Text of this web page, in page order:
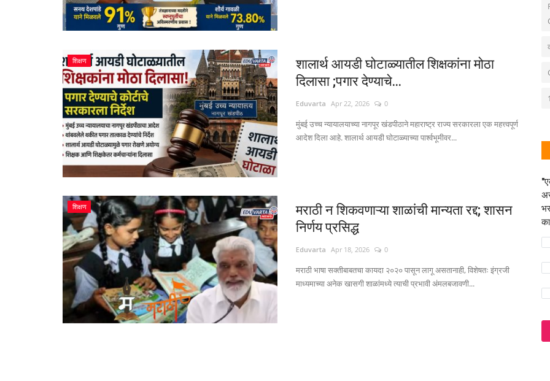
शिक्षण
शालार्थ आयडी घोटाळ्यातील शिक्षकांना मोठा
दिलासा ;पगार देण्याचे...
Eduvarta Apr 22, 2026 0
मुंबई उच्च न्यायालयाच्या नागपूर खंडपीठाने महाराष्ट्र राज्य सरकारला एक महत्त्वपूर्ण
आदेश दिला आहे. शालार्थ आयडी घोटाळ्याच्या पार्श्वभूमीवर...
शिक्षण
मराठी न शिकवणाऱ्या शाळांची मान्यता रद्द; शासन
निर्णय प्रसिद्ध
Eduvarta Apr 18, 2026 0
मराठी भाषा सक्तीबाबतचा कायदा २०२० पासून लागू असतानाही, विशेषतः इंग्रजी
माध्यमाच्या अनेक खासगी शाळांमध्ये त्याची प्रभावी अंमलबजावणी...